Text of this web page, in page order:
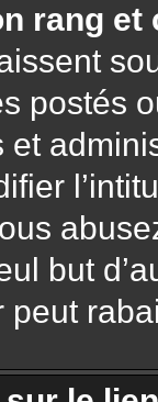
rang
postés
but